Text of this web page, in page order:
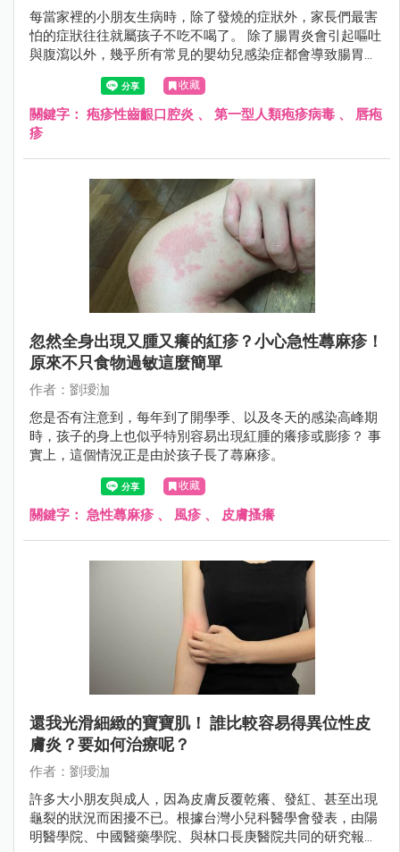
每當家裡的小朋友生病時，除了發燒的症狀外，家長們最害
怕的症狀往往就屬孩子不吃不喝了。 除了腸胃炎會引起嘔吐
與腹瀉以外，幾乎所有常見的嬰幼兒感染症都會導致腸胃蠕
動變慢、食慾不振的狀況。 若是上呼吸道感染，更是會引起
喉嚨紅腫，甚至是咽喉扁桃腺化膿的情形，更加影響孩子的
食慾。
收藏
關鍵字： 疱疹性齒齦口腔炎 、 第一型人類疱疹病毒 、 唇疱
疹
忽然全身出現又腫又癢的紅疹？小心急性蕁麻疹！
原來不只食物過敏這麼簡單
作者：劉璦泇
您是否有注意到，每年到了開學季、以及冬天的感染高峰期
時，孩子的身上也似乎特別容易出現紅腫的癢疹或膨疹？ 事
實上，這個情況正是由於孩子長了蕁麻疹。
收藏
關鍵字： 急性蕁麻疹 、 風疹 、 皮膚搔癢
還我光滑細緻的寶寶肌！ 誰比較容易得異位性皮
膚炎？要如何治療呢？
作者：劉璦泇
許多大小朋友與成人，因為皮膚反覆乾癢、發紅、甚至出現
龜裂的狀況而困擾不已。根據台灣小兒科醫學會發表，由陽
明醫學院、中國醫藥學院、與林口長庚醫院共同的研究報告